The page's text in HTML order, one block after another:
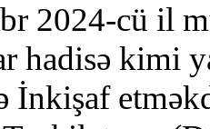
2024-cü il
hadisə kimi
İnkişaf